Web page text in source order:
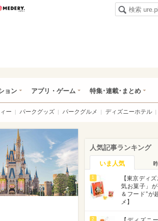
まい肉
ョン アプリ・ゲーム 特集･連載･まとめ
ー パークグッズ パークグルメ ディズニーホテル
人気記事ランキング
いま人気
1
【東京ディ
気お菓子」
＆フード”が
メ】
2